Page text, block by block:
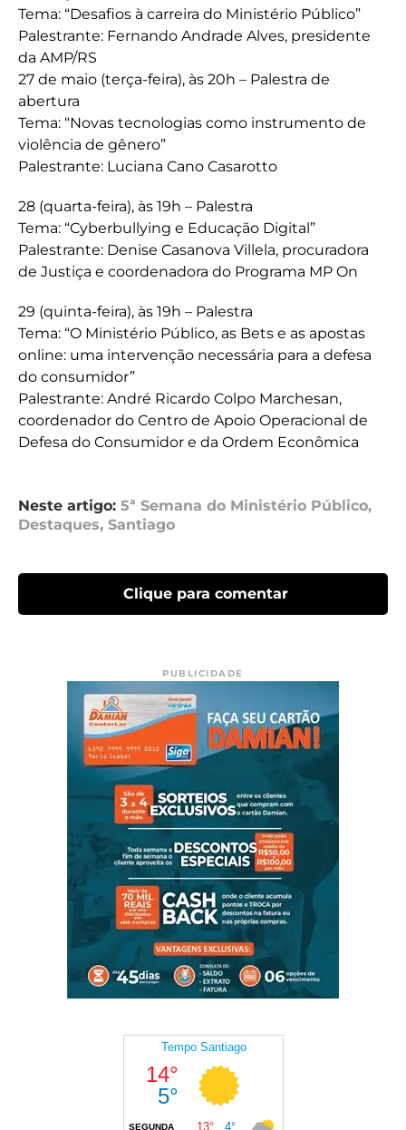
Tema: “Desafios à carreira do Ministério Público”
Palestrante: Fernando Andrade Alves, presidente
da AMP/RS
27 de maio (terça-feira), às 20h – Palestra de
abertura
Tema: “Novas tecnologias como instrumento de
violência de gênero”
Palestrante: Luciana Cano Casarotto
28 (quarta-feira), às 19h – Palestra
Tema: “Cyberbullying e Educação Digital”
Palestrante: Denise Casanova Villela, procuradora
de Justiça e coordenadora do Programa MP On
29 (quinta-feira), às 19h – Palestra
Tema: “O Ministério Público, as Bets e as apostas
online: uma intervenção necessária para a defesa
do consumidor”
Palestrante: André Ricardo Colpo Marchesan,
coordenador do Centro de Apoio Operacional de
Defesa do Consumidor e da Ordem Econômica
Neste artigo: 5ª Semana do Ministério Público,
Destaques, Santiago
Clique para comentar
PUBLICIDADE